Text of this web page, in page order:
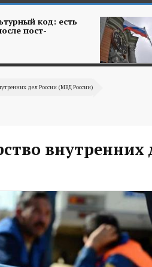
код: есть
пост-
дел России (МВД России)